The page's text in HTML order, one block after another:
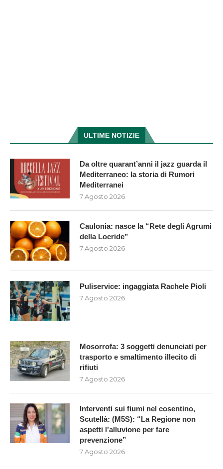
ULTIME NOTIZIE
Da oltre quarant’anni il jazz guarda il
Mediterraneo: la storia di Rumori
Mediterranei
7 Agosto 2026
Caulonia: nasce la “Rete degli Agrumi
della Locride”
7 Agosto 2026
Puliservice: ingaggiata Rachele Pioli
7 Agosto 2026
Mosorrofa: 3 soggetti denunciati per
trasporto e smaltimento illecito di
rifiuti
7 Agosto 2026
Interventi sui fiumi nel cosentino,
Scutellà: (M5S): “La Regione non
aspetti l’alluvione per fare
prevenzione”
7 Agosto 2026